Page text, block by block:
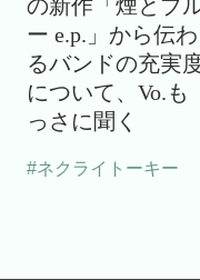
の新作「煙とブ
ー e.p.」から伝わ
るバンドの充実
について、Vo.も
っさに聞く
#ネクライトーキー